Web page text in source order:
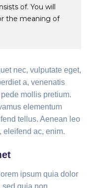
of. You will
the meaning of
nec, vulputate eget,
a, venenatis
mollis pretium.
elementum
tellus. Aenean leo
eleifend ac, enim.
ipsum quia dolor
sed quia non